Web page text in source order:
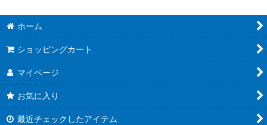
ホーム
ショッピングカート
マイページ
お気に入り
最近チェックしたアイテム